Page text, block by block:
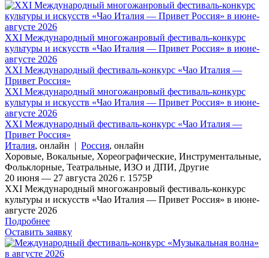
XXI Международный многожанровый фестиваль-конкурс
культуры и искусств «Чао Италия — Привет Россия» в июне-
августе 2026
XXI Международный фестиваль-конкурс «Чао Италия —
Привет Россия»
XXI Международный многожанровый фестиваль-конкурс
культуры и искусств «Чао Италия — Привет Россия» в июне-
августе 2026
XXI Международный фестиваль-конкурс «Чао Италия —
Привет Россия»
Италия, онлайн | Россия, онлайн
Хоровые, Вокальные, Хореографические, Инструментальные,
Фольклорные, Театральные, ИЗО и ДПИ, Другие
20 июня — 27 августа 2026 г. 1575Р
XXI Международный многожанровый фестиваль-конкурс
культуры и искусств «Чао Италия — Привет Россия» в июне-
августе 2026
Подробнее
Оставить заявку